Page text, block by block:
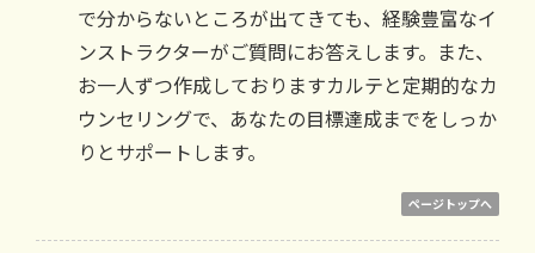
で分からないところが出てきても、経験豊富なイ
ンストラクターがご質問にお答えします。また、
お一人ずつ作成しておりますカルテと定期的なカ
ウンセリングで、あなたの目標達成までをしっか
りとサポートします。
ページトップへ